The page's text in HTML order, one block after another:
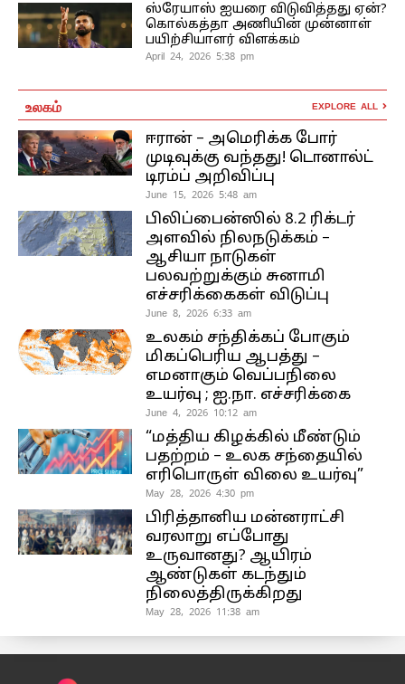
ஸ்ரேயாஸ் ஐயரை விடுவித்தது ஏன்?
கொல்கத்தா அணியின் முன்னாள்
பயிற்சியாளர் விளக்கம்
April 24, 2026 5:38 pm
உலகம் EXPLORE ALL
ஈரான் – அமெரிக்க போர்
முடிவுக்கு வந்தது! டொனால்ட்
டிரம்ப் அறிவிப்பு
June 15, 2026 5:48 am
பிலிப்பைன்ஸில் 8.2 ரிக்டர்
அளவில் நிலநடுக்கம் –
ஆசியா நாடுகள்
பலவற்றுக்கும் சுனாமி
எச்சரிக்கைகள் விடுப்பு
June 8, 2026 6:33 am
உலகம் சந்திக்கப் போகும்
மிகப்பெரிய ஆபத்து –
எமனாகும் வெப்பநிலை
உயர்வு ; ஐ.நா. எச்சரிக்கை
June 4, 2026 10:12 am
“மத்திய கிழக்கில் மீண்டும்
பதற்றம் – உலக சந்தையில்
எரிபொருள் விலை உயர்வு”
May 28, 2026 4:30 pm
பிரித்தானிய மன்னராட்சி
வரலாறு எப்போது
உருவானது? ஆயிரம்
ஆண்டுகள் கடந்தும்
நிலைத்திருக்கிறது
May 28, 2026 11:38 am